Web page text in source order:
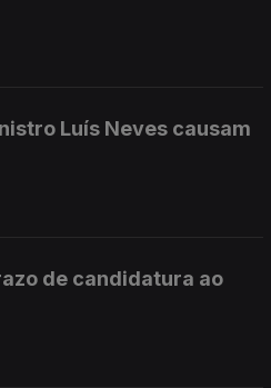
Luís Neves causam
de candidatura ao